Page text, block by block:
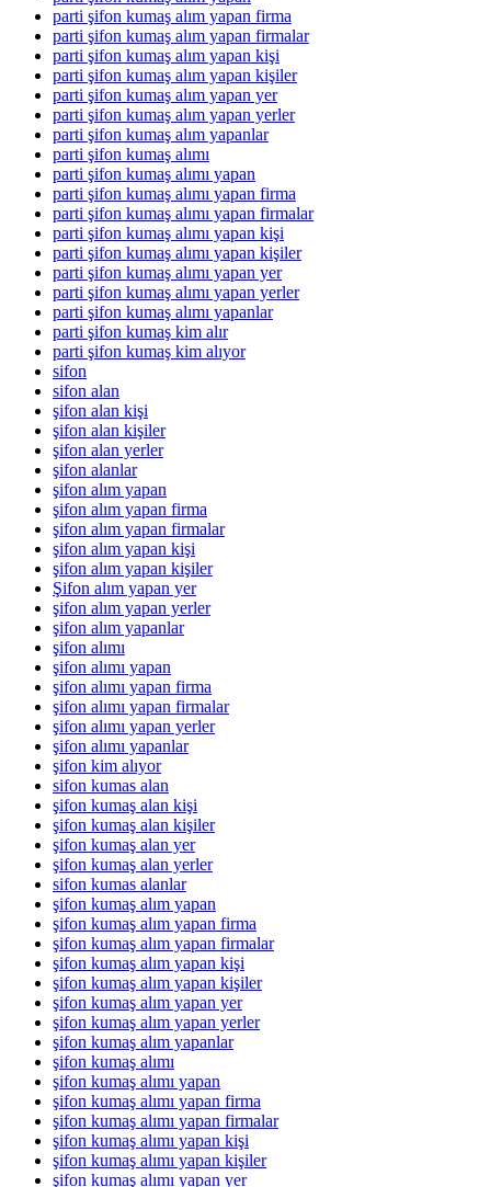
parti şifon kumaş alım yapan firma
parti şifon kumaş alım yapan firmalar
parti şifon kumaş alım yapan kişi
parti şifon kumaş alım yapan kişiler
parti şifon kumaş alım yapan yer
parti şifon kumaş alım yapan yerler
parti şifon kumaş alım yapanlar
parti şifon kumaş alımı
parti şifon kumaş alımı yapan
parti şifon kumaş alımı yapan firma
parti şifon kumaş alımı yapan firmalar
parti şifon kumaş alımı yapan kişi
parti şifon kumaş alımı yapan kişiler
parti şifon kumaş alımı yapan yer
parti şifon kumaş alımı yapan yerler
parti şifon kumaş alımı yapanlar
parti şifon kumaş kim alır
parti şifon kumaş kim alıyor
sifon
sifon alan
şifon alan kişi
şifon alan kişiler
şifon alan yerler
şifon alanlar
şifon alım yapan
şifon alım yapan firma
şifon alım yapan firmalar
şifon alım yapan kişi
şifon alım yapan kişiler
Şifon alım yapan yer
şifon alım yapan yerler
şifon alım yapanlar
şifon alımı
şifon alımı yapan
şifon alımı yapan firma
şifon alımı yapan firmalar
şifon alımı yapan yerler
şifon alımı yapanlar
şifon kim alıyor
sifon kumas alan
şifon kumaş alan kişi
şifon kumaş alan kişiler
şifon kumaş alan yer
şifon kumaş alan yerler
sifon kumas alanlar
şifon kumaş alım yapan
şifon kumaş alım yapan firma
şifon kumaş alım yapan firmalar
şifon kumaş alım yapan kişi
şifon kumaş alım yapan kişiler
şifon kumaş alım yapan yer
şifon kumaş alım yapan yerler
şifon kumaş alım yapanlar
şifon kumaş alımı
şifon kumaş alımı yapan
şifon kumaş alımı yapan firma
şifon kumaş alımı yapan firmalar
şifon kumaş alımı yapan kişi
şifon kumaş alımı yapan kişiler
şifon kumaş alımı yapan yer